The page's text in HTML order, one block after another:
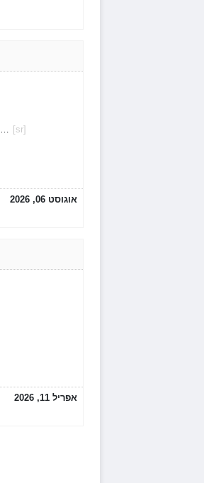
„SREĆNA SLAVA, DOMAĆINE!“ [sr]
אוגוסט 06, 2026
אפריל 11, 2026